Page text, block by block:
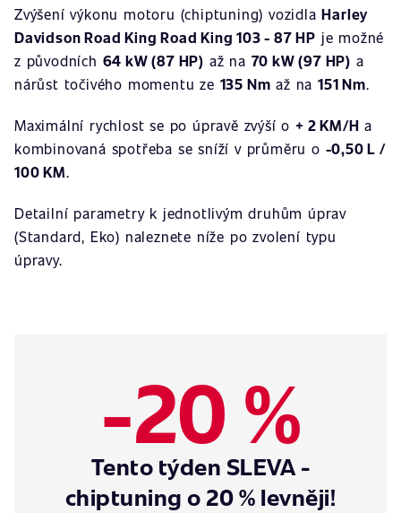
Zvýšení výkonu motoru (chiptuning) vozidlaHarley
Davidson Road King Road King 103 - 87 HP je možné
z původních 64 kW (87 HP) až na 70 kW (97 HP) a
nárůst točivého momentu ze 135 Nm až na151 Nm.
Maximální rychlost se po úpravě zvýší o + 2 KM/H a
kombinovaná spotřeba se sníží v průměru o -0,50 L /
100 KM.
Detailní parametry k jednotlivým druhům úprav
(Standard, Eko) naleznete níže po zvolení typu
úpravy.
-20 %
Tento týden SLEVA -
chiptuning o 20 % levněji!